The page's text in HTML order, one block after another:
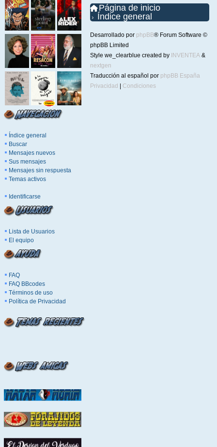
Índice general
Buscar
Mensajes nuevos
Sus mensajes
Mensajes sin respuesta
Temas activos
Identificarse
Lista de Usuarios
El equipo
FAQ
FAQ BBcodes
Términos de uso
Política de Privacidad
Página de inicio
Índice general
Desarrollado por phpBB® Forum Software ©
phpBB Limited
Style we_clearblue created by INVENTEA &
nextgen
Traducción al español por phpBB España
Privacidad
Condiciones